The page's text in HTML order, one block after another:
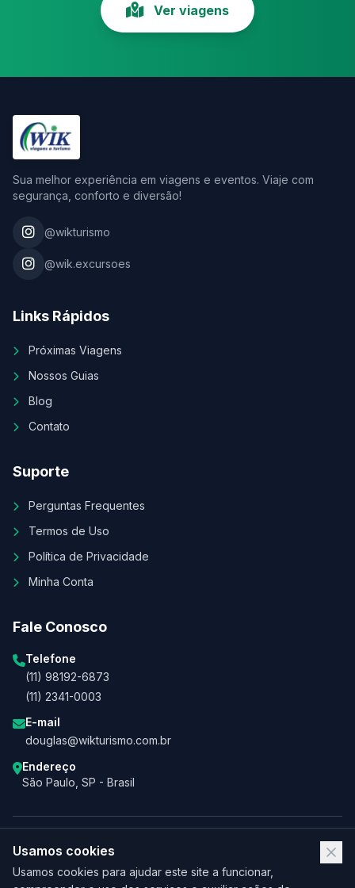
Ver viagens
Sua melhor experiência em viagens e eventos. Viaje com
segurança, conforto e diversão!
@wikturismo
@wik.excursoes
Links Rápidos
Próximas Viagens
Nossos Guias
Blog
Contato
Suporte
Perguntas Frequentes
Termos de Uso
Política de Privacidade
Minha Conta
Fale Conosco
Telefone
(11) 98192-6873
(11) 2341-0003
E-mail
douglas@wikturismo.com.br
Endereço
São Paulo, SP - Brasil
Usamos cookies
Usamos cookies para ajudar este site a funcionar,